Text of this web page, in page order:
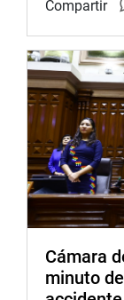
Servicios y por
En la
Medina
Metropolitana
Vásquez; y la
Perú, Violeta
OFICINA DE
INSTITUCIONAL
Compartir
Cámara
minuto